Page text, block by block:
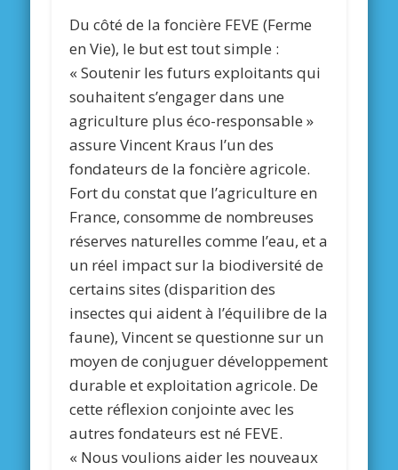
Du côté de la foncière FEVE (Ferme
en Vie), le but est tout simple :
« Soutenir les futurs exploitants qui
souhaitent s’engager dans une
agriculture plus éco-responsable »
assure Vincent Kraus l’un des
fondateurs de la foncière agricole.
Fort du constat que l’agriculture en
France, consomme de nombreuses
réserves naturelles comme l’eau, et a
un réel impact sur la biodiversité de
certains sites (disparition des
insectes qui aident à l’équilibre de la
faune), Vincent se questionne sur un
moyen de conjuguer développement
durable et exploitation agricole. De
cette réflexion conjointe avec les
autres fondateurs est né FEVE.
« Nous voulions aider les nouveaux